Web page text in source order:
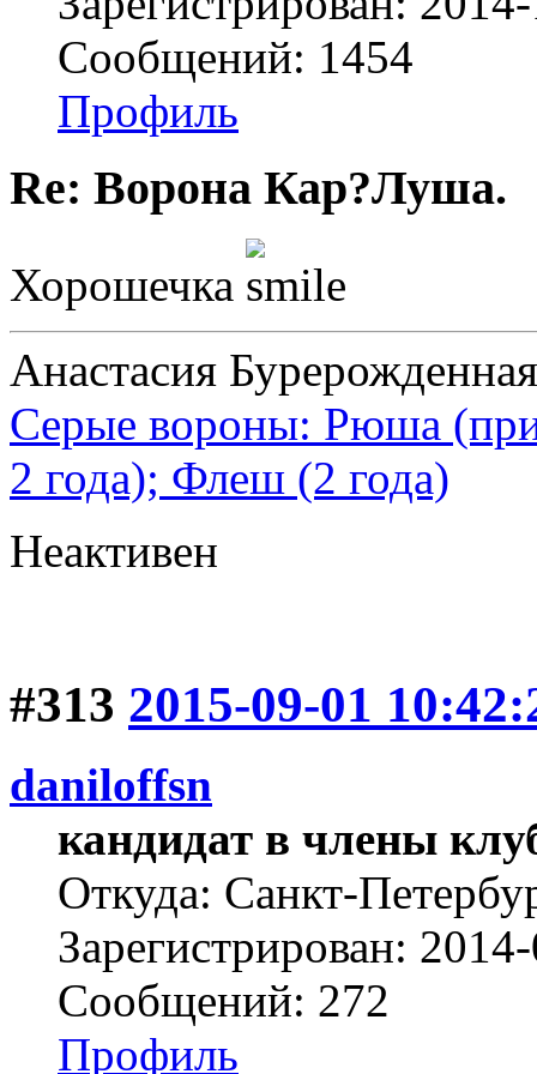
Сообщений: 1454
Профиль
Re: Ворона Кар?Луша.
Хорошечка
Анастасия
Серые вороны: Рюша
2 года); Флеш (2 года)
Неактивен
#313 2015-09-01
daniloffsn
кандидат в члены
Откуда: Санкт-
Зарегистрирован:
Сообщений: 272
Профиль